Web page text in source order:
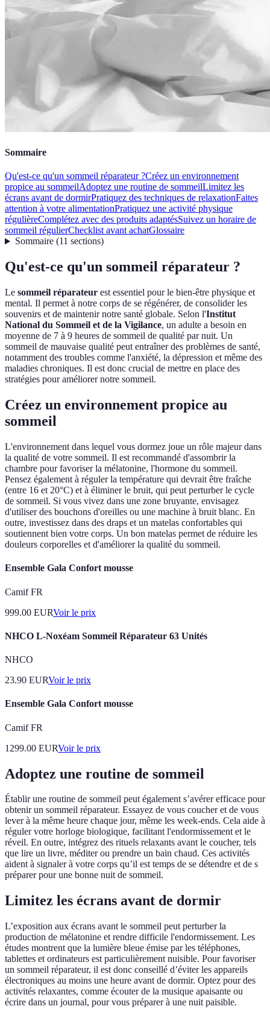
Sommaire
Qu'est-ce qu'un sommeil réparateur ?Créez un environnement
propice au sommeilAdoptez une routine de sommeilLimitez les
écrans avant de dormirPratiquez des techniques de relaxationFaites
attention à votre alimentationPratiquez une activité physique
régulièreComplétez avec des produits adaptésSuivez un horaire de
sommeil régulierChecklist avant achatGlossaire
Sommaire(11 sections)
Qu'est-ce qu'un sommeil réparateur ?
Le sommeil réparateur est essentiel pour le bien-être physique et
mental. Il permet à notre corps de se régénérer, de consolider les
souvenirs et de maintenir notre santé globale. Selon l'Institut
National du Sommeil et de la Vigilance, un adulte a besoin en
moyenne de 7 à 9 heures de sommeil de qualité par nuit. Un
sommeil de mauvaise qualité peut entraîner des problèmes de santé,
notamment des troubles comme l'anxiété, la dépression et même des
maladies chroniques. Il est donc crucial de mettre en place des
stratégies pour améliorer notre sommeil.
Créez un environnement propice au
sommeil
L'environnement dans lequel vous dormez joue un rôle majeur dans
la qualité de votre sommeil. Il est recommandé d'assombrir la
chambre pour favoriser la mélatonine, l'hormone du sommeil.
Pensez également à réguler la température qui devrait être fraîche
(entre 16 et 20°C) et à éliminer le bruit, qui peut perturber le cycle
de sommeil. Si vous vivez dans une zone bruyante, envisagez
d'utiliser des bouchons d'oreilles ou une machine à bruit blanc. En
outre, investissez dans des draps et un matelas confortables qui
soutiennent bien votre corps. Un bon matelas permet de réduire les
douleurs corporelles et d'améliorer la qualité du sommeil.
Ensemble Gala Confort mousse
Camif FR
999.00 EURVoir le prix
NHCO L-Noxéam Sommeil Réparateur 63 Unités
NHCO
23.90 EURVoir le prix
Ensemble Gala Confort mousse
Camif FR
1299.00 EURVoir le prix
Adoptez une routine de sommeil
Établir une routine de sommeil peut également s’avérer efficace pour
obtenir un sommeil réparateur. Essayez de vous coucher et de vous
lever à la même heure chaque jour, même les week-ends. Cela aide à
réguler votre horloge biologique, facilitant l'endormissement et le
réveil. En outre, intégrez des rituels relaxants avant le coucher, tels
que lire un livre, méditer ou prendre un bain chaud. Ces activités
aident à signaler à votre corps qu’il est temps de se détendre et de s
préparer pour une bonne nuit de sommeil.
Limitez les écrans avant de dormir
L’exposition aux écrans avant le sommeil peut perturber la
production de mélatonine et rendre difficile l'endormissement. Les
études montrent que la lumière bleue émise par les téléphones,
tablettes et ordinateurs est particulièrement nuisible. Pour favoriser
un sommeil réparateur, il est donc conseillé d’éviter les appareils
électroniques au moins une heure avant de dormir. Optez pour des
activités relaxantes, comme écouter de la musique apaisante ou
écrire dans un journal, pour vous préparer à une nuit paisible.